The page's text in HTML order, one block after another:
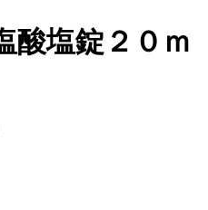
酸塩錠２０ｍ